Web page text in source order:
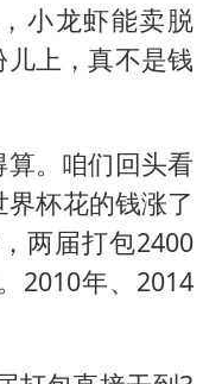
小龙虾能卖脱
上，真不是钱
。咱们回头看
杯花的钱涨了
两届打包2400
2010年、2014